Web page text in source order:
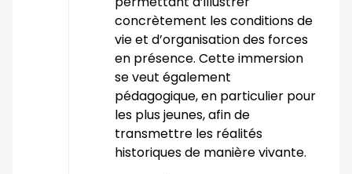
concrètement les conditions de
vie et d’organisation des forces
en présence. Cette immersion
se veut également
pédagogique, en particulier pour
les plus jeunes, afin de
transmettre les réalités
historiques de manière vivante.